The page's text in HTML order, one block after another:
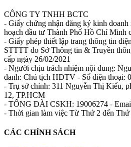
CÔNG TY TNHH BCTC
- Giấy chứng nhận đăng ký kinh doanh
hoạch đầu tư Thành Phố Hồ Chí Minh
- Giấy phép thiết lập trang thông tin
STTTT do Sở Thông tin & Truyền
cấp ngày 26/02/2021
- Người chịu trách nhiệm nội dung:
danh: Chủ tịch HĐTV - Số điện thoại:
- Trụ sở chính: 311 Nguyễn Thị Kiểu,
12, TP.HCM
- TỔNG ĐÀI CSKH: 19006274 -
- Thời gian làm việc Từ Thứ 2 đến Thứ
CÁC CHÍNH SÁCH